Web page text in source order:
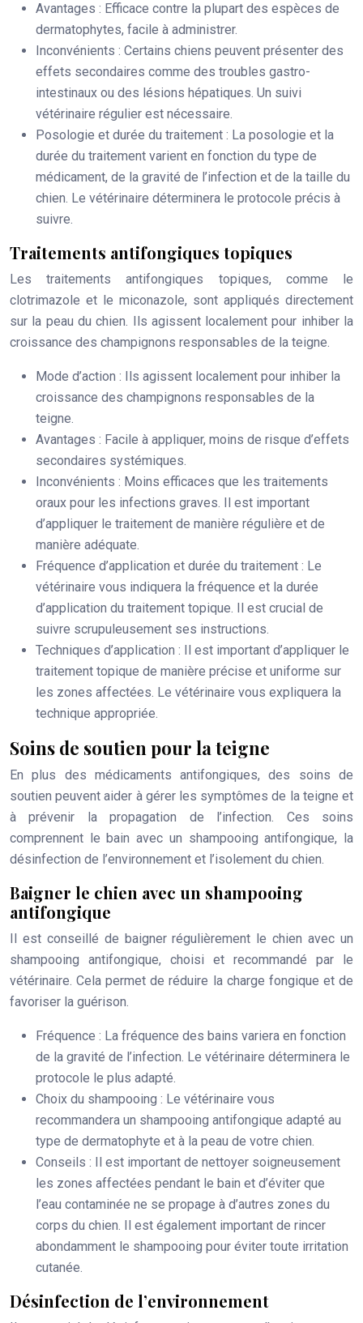
Avantages : Efficace contre la plupart des espèces de
dermatophytes, facile à administrer.
Inconvénients : Certains chiens peuvent présenter des
effets secondaires comme des troubles gastro-
intestinaux ou des lésions hépatiques. Un suivi
vétérinaire régulier est nécessaire.
Posologie et durée du traitement : La posologie et la
durée du traitement varient en fonction du type de
médicament, de la gravité de l’infection et de la taille du
chien. Le vétérinaire déterminera le protocole précis à
suivre.
Traitements antifongiques topiques
Les traitements antifongiques topiques, comme le
clotrimazole et le miconazole, sont appliqués directement
sur la peau du chien. Ils agissent localement pour inhiber la
croissance des champignons responsables de la teigne.
Mode d’action : Ils agissent localement pour inhiber la
croissance des champignons responsables de la
teigne.
Avantages : Facile à appliquer, moins de risque d’effets
secondaires systémiques.
Inconvénients : Moins efficaces que les traitements
oraux pour les infections graves. Il est important
d’appliquer le traitement de manière régulière et de
manière adéquate.
Fréquence d’application et durée du traitement : Le
vétérinaire vous indiquera la fréquence et la durée
d’application du traitement topique. Il est crucial de
suivre scrupuleusement ses instructions.
Techniques d’application : Il est important d’appliquer le
traitement topique de manière précise et uniforme sur
les zones affectées. Le vétérinaire vous expliquera la
technique appropriée.
Soins de soutien pour la teigne
En plus des médicaments antifongiques, des soins de
soutien peuvent aider à gérer les symptômes de la teigne et
à prévenir la propagation de l’infection. Ces soins
comprennent le bain avec un shampooing antifongique, la
désinfection de l’environnement et l’isolement du chien.
Baigner le chien avec un shampooing
antifongique
Il est conseillé de baigner régulièrement le chien avec un
shampooing antifongique, choisi et recommandé par le
vétérinaire. Cela permet de réduire la charge fongique et de
favoriser la guérison.
Fréquence : La fréquence des bains variera en fonction
de la gravité de l’infection. Le vétérinaire déterminera le
protocole le plus adapté.
Choix du shampooing : Le vétérinaire vous
recommandera un shampooing antifongique adapté au
type de dermatophyte et à la peau de votre chien.
Conseils : Il est important de nettoyer soigneusement
les zones affectées pendant le bain et d’éviter que
l’eau contaminée ne se propage à d’autres zones du
corps du chien. Il est également important de rincer
abondamment le shampooing pour éviter toute irritation
cutanée.
Désinfection de l’environnement